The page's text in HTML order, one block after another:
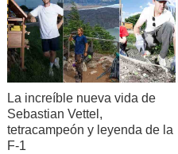
La increíble nueva vida de
Sebastian Vettel,
tetracampeón y leyenda de la
F-1